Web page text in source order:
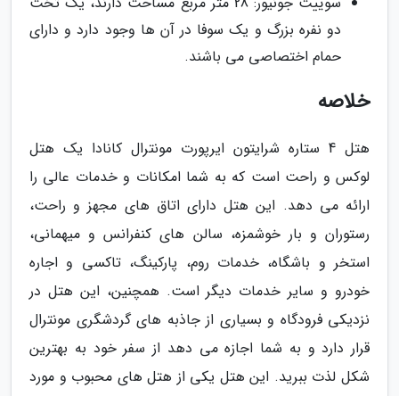
دو نفره بزرگ و یک سوفا در آن ها وجود دارد و دارای
حمام اختصاصی می باشند.
خلاصه
هتل 4 ستاره شرایتون ایرپورت مونترال کانادا یک هتل
لوکس و راحت است که به شما امکانات و خدمات عالی را
ارائه می دهد. این هتل دارای اتاق های مجهز و راحت،
رستوران و بار خوشمزه، سالن های کنفرانس و میهمانی،
استخر و باشگاه، خدمات روم، پارکینگ، تاکسی و اجاره
خودرو و سایر خدمات دیگر است. همچنین، این هتل در
نزدیکی فرودگاه و بسیاری از جاذبه های گردشگری مونترال
قرار دارد و به شما اجازه می دهد از سفر خود به بهترین
شکل لذت ببرید. این هتل یکی از هتل های محبوب و مورد